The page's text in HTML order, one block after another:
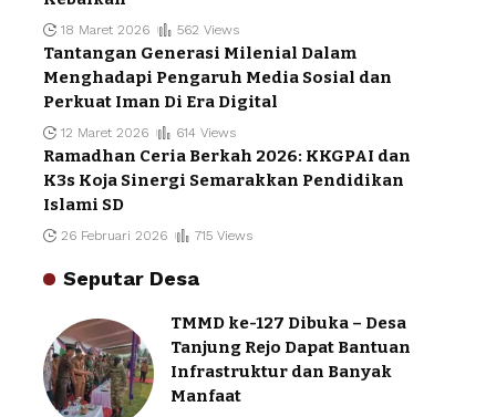
18 Maret 2026 562 Views
Tantangan Generasi Milenial Dalam
Menghadapi Pengaruh Media Sosial dan
Perkuat Iman Di Era Digital
12 Maret 2026 614 Views
Ramadhan Ceria Berkah 2026: KKGPAI dan
K3s Koja Sinergi Semarakkan Pendidikan
Islami SD
26 Februari 2026 715 Views
Seputar Desa
TMMD ke-127 Dibuka – Desa
Tanjung Rejo Dapat Bantuan
Infrastruktur dan Banyak
Manfaat